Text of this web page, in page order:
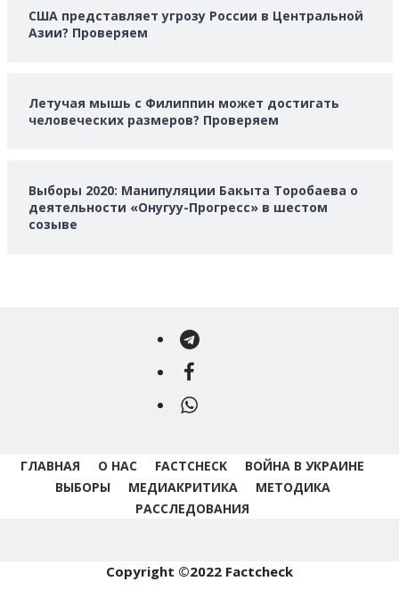
США представляет угрозу России в Центральной
Азии? Проверяем
Летучая мышь с Филиппин может достигать
человеческих размеров? Проверяем
Выборы 2020: Манипуляции Бакыта Торобаева о
деятельности «Онугуу-Прогресс» в шестом
созыве
Telegram
Facebook
WhatsApp
ГЛАВНАЯ О НАС FACTCHECK
ВОЙНА В УКРАИНЕ
ВЫБОРЫ
МЕДИАКРИТИКА
МЕТОДИКА
РАССЛЕДОВАНИЯ
Copyright ©2022 Factcheck